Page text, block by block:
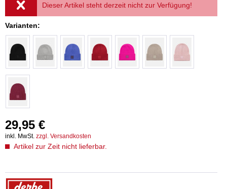
Dieser Artikel steht derzeit nicht zur Verfügung!
Varianten:
29,95 €
inkl. MwSt. zzgl. Versandkosten
Artikel zur Zeit nicht lieferbar.